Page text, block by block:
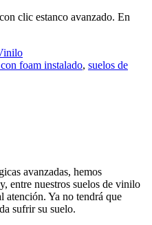
clic estanco avanzado. En
foam instalado, suelos de
avanzadas, hemos
entre nuestros suelos de vinilo
Ya no tendrá que
sufrir su suelo.